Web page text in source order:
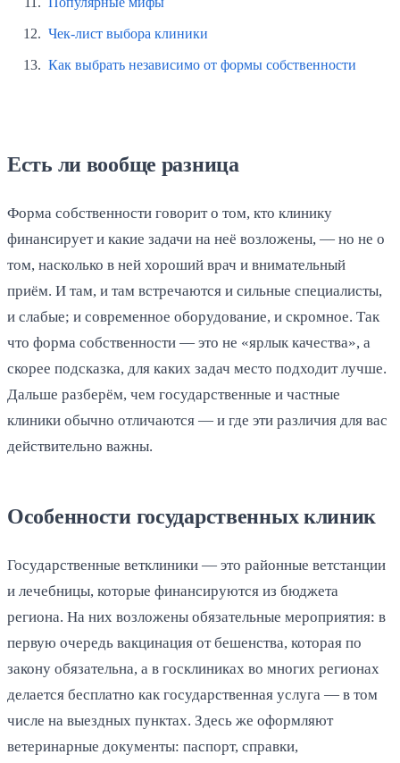
Чек-лист выбора клиники
Как выбрать независимо от формы собственности
Есть ли вообще разница
Форма собственности говорит о том, кто клинику
финансирует и какие задачи на неё возложены, — но не о
том, насколько в ней хороший врач и внимательный
приём. И там, и там встречаются и сильные специалисты,
и слабые; и современное оборудование, и скромное. Так
что форма собственности — это не «ярлык качества», а
скорее подсказка, для каких задач место подходит лучше.
Дальше разберём, чем государственные и частные
клиники обычно отличаются — и где эти различия для вас
действительно важны.
Особенности государственных клиник
Государственные ветклиники — это районные ветстанции
и лечебницы, которые финансируются из бюджета
региона. На них возложены обязательные мероприятия: в
первую очередь вакцинация от бешенства, которая по
закону обязательна, а в госклиниках во многих регионах
делается бесплатно как государственная услуга — в том
числе на выездных пунктах. Здесь же оформляют
ветеринарные документы: паспорт, справки,